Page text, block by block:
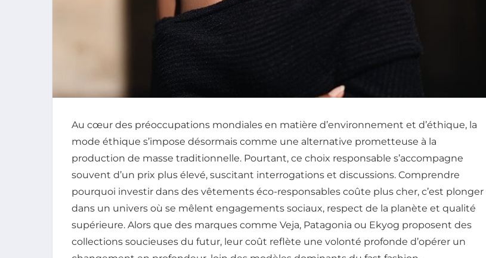
Au cœur des préoccupations mondiales en matière d’environnement et d’éthique, la
mode éthique s’impose désormais comme une alternative prometteuse à la
production de masse traditionnelle. Pourtant, ce choix responsable s’accompagne
souvent d’un prix plus élevé, suscitant interrogations et discussions. Comprendre
pourquoi investir dans des vêtements éco-responsables coûte plus cher, c’est plonger
dans un univers où se mêlent engagements sociaux, respect de la planète et qualité
supérieure. Alors que des marques comme Veja, Patagonia ou Ekyog proposent des
collections soucieuses du futur, leur coût reflète une volonté profonde d’opérer un